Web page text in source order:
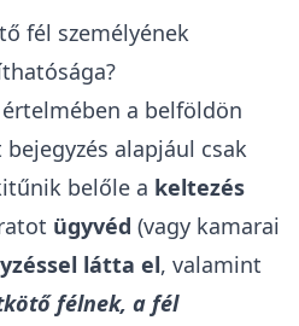
fél személyének
értelmében a belföldön
alapjául csak
belőle a keltezés
ügyvéd (vagy kamarai
látta el, valamint
félnek, a fél